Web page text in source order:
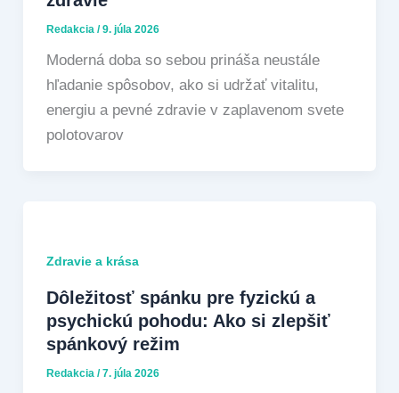
Redakcia /9. júla 2026
Moderná doba so sebou prináša neustále
hľadanie spôsobov, ako si udržať vitalitu,
energiu a pevné zdravie v zaplavenom svete
polotovarov
Zdravie a krása
Dôležitosť spánku pre fyzickú a
psychickú pohodu: Ako si zlepšiť
spánkový režim
Redakcia /7. júla 2026